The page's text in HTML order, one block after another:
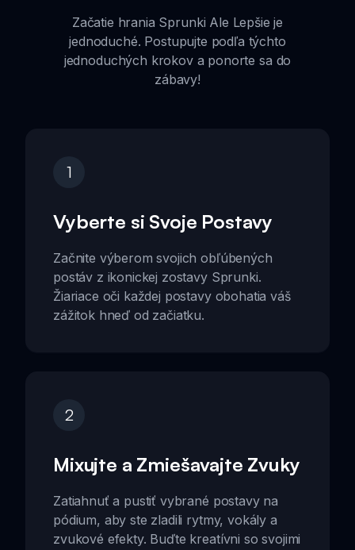
Začatie hrania Sprunki Ale Lepšie je
jednoduché. Postupujte podľa týchto
jednoduchých krokov a ponorte sa do
zábavy!
1
Vyberte si Svoje Postavy
Začnite výberom svojich obľúbených
postáv z ikonickej zostavy Sprunki.
Žiariace oči každej postavy obohatia váš
zážitok hneď od začiatku.
2
Mixujte a Zmiešavajte Zvuky
Zatiahnuť a pustiť vybrané postavy na
pódium, aby ste zladili rytmy, vokály a
zvukové efekty. Buďte kreatívni so svojimi